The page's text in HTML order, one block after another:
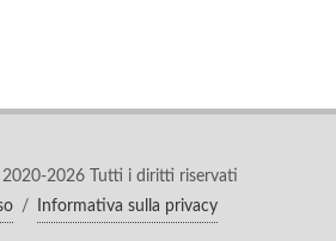
2026 Tutti i diritti riservati
/ Informativa sulla privacy